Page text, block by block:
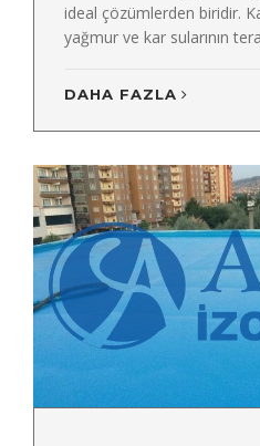
ideal çözümlerden biridir.
yağmur ve kar sularının
DAHA FAZLA